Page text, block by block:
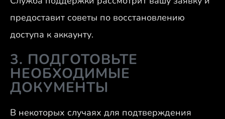
предоставит советы по восстановлению
доступа к аккаунту.
3. ПОДГОТОВЬТЕ
НЕОБХОДИМЫЕ
ДОКУМЕНТЫ
В некоторых случаях для подтверждения